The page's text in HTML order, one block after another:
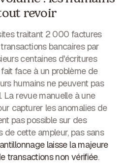
revoir
traitant 2 000 factures
bancaires par
centaines d'écritures
face à un problème de
humains ne peuvent pas
La revue manuelle à une
capturer les anomalies de
pas possible sur des
cette ampleur, pas sans
laisse la majeure
transactions non vérifiée.